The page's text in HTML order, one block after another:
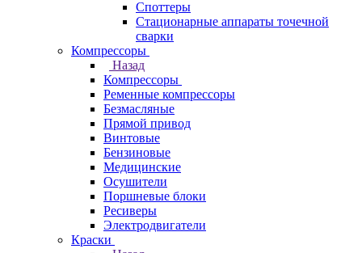
Споттеры
Стационарные аппараты точечной
сварки
Компрессоры
Назад
Компрессоры
Ременные компрессоры
Безмасляные
Прямой привод
Винтовые
Бензиновые
Медицинские
Осушители
Поршневые блоки
Ресиверы
Электродвигатели
Краски